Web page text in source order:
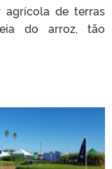
agrícola de terras
do arroz, tão